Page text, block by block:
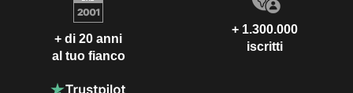
+ di 20 anni
al tuo fianco
+ 1.300.000
iscritti